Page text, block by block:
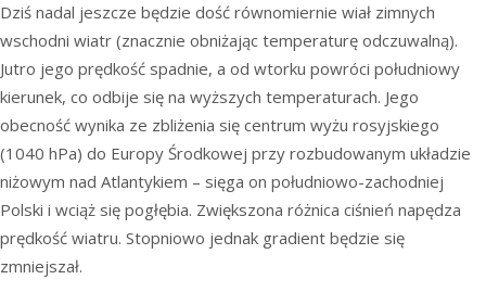
Dziś nadal jeszcze będzie dość równomiernie wiał zimnych
wschodni wiatr (znacznie obniżając temperaturę odczuwalną).
Jutro jego prędkość spadnie, a od wtorku powróci południowy
kierunek, co odbije się na wyższych temperaturach. Jego
obecność wynika ze zbliżenia się centrum wyżu rosyjskiego
(1040 hPa) do Europy Środkowej przy rozbudowanym układzie
niżowym nad Atlantykiem – sięga on południowo-zachodniej
Polski i wciąż się pogłębia. Zwiększona różnica ciśnień napędza
prędkość wiatru. Stopniowo jednak gradient będzie się
zmniejszał.